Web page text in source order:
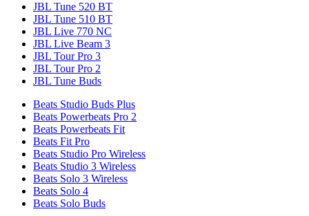
JBL Tune 520 BT
JBL Tune 510 BT
JBL Live 770 NC
JBL Live Beam 3
JBL Tour Pro 3
JBL Tour Pro 2
JBL Tune Buds
Beats Studio Buds Plus
Beats Powerbeats Pro 2
Beats Powerbeats Fit
Beats Fit Pro
Beats Studio Pro Wireless
Beats Studio 3 Wireless
Beats Solo 3 Wireless
Beats Solo 4
Beats Solo Buds